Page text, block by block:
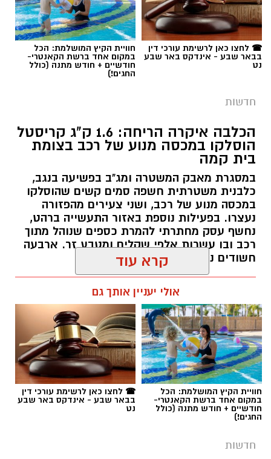
הכלבה איקרה הריחה: 1.6 ק"ג קריסטל
הוסלקו במכסה מנוע של רכב בצומת
בית קמה
במסגרת מאבק המשטרה ומג"ב בפשיעה בנגב,
כלבנית משטרתית חשפה סמים קשים שהוסלקו
נעצרו. בפעילות נוספת באזור התעשייה ברהט,
נחשף עסק מחתרתי להמרת כספים שנוהל מתוך
רכב ובו עשרות אלפי שקלים ומטבע זר. ארבעה
חשודים נעצרו בסך הכל.
רותם שרון / 19:00 06.08.26
תגים:משטרה
קרא עוד
אולי יעניין אותך גם
חוויית הקיץ המושלמת: הכל
במקום אחד ברשת הקאנטרי-
חודשיים + חודש מתנה (כולל
☎ לחצו כאן לרשימת עורכי דין
בבאר שבע - אינדקס באר שבע
נט
חדשות
פרסום ראשון: בני 13 ו-14 חשודים
במעשי סדום קשים וצילום ההתעללות
בנערים בפארק בב''ש
מערכת "באר שבע נט" חושפת פרטים מחרידים
מאירוע שהתרחש בסוף השבוע האחרון: שני
אמו של אחד הקורבנות: "הבן שלי עבר דברים